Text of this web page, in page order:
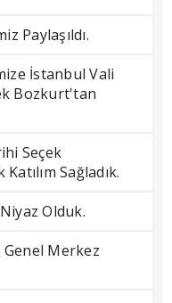
Paylaşıldı.
İstanbul Vali
Bozkurt'tan
Seçek
Sağladık.
Olduk.
Genel Merkez